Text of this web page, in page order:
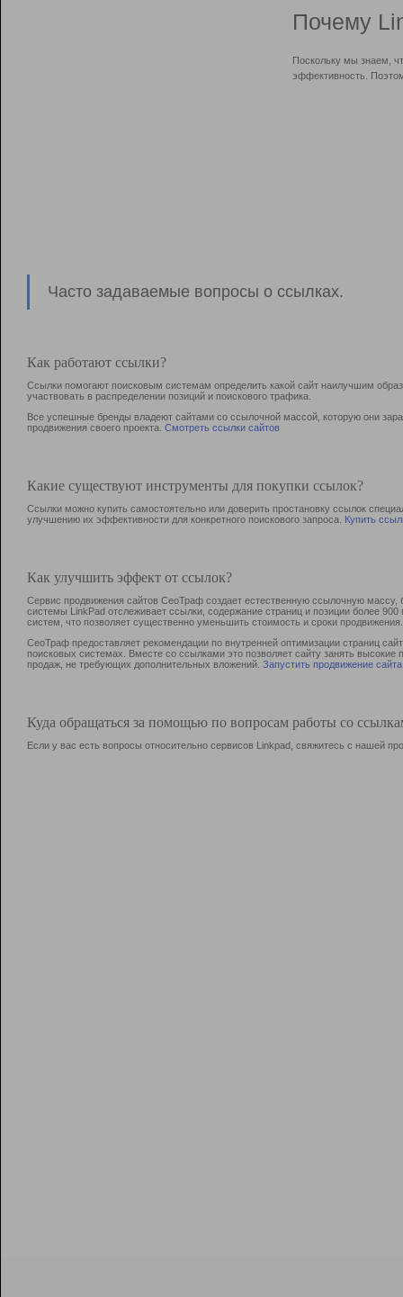
Почему
Поскольку мы знаем,
эффективность.
Часто задаваемые вопросы о ссылках.
Как работают ссылки?
Ссылки помогают поисковым системам определить какой сайт наилучшим
участвовать в раcпределении позиций и поискового трафика.
Все успешные бренды владеют сайтами со ссылочной массой, которую они
продвижения своего проекта. Смотреть ссылки сайтов
Какие существуют инструменты для покупки ссылок?
Ссылки можно купить самостоятельно или доверить простановку ссылок
улучшению их эффективности для конкретного поискового запроса. Купить
Как улучшить эффект от ссылок?
Сервис продвижения сайтов СеоТраф создает естественную ссылочную
системы LinkPad отслеживает ссылки, содержание страниц и позиции более
систем, что позволяет существенно уменьшить стоимость и сроки продвижения.
СеоТраф предоставляет рекомендации по внутренней оптимизации страниц
поисковых системах. Вместе со ссылками это позволяет сайту занять
продаж, не требующих дополнительных вложений. Запустить продвижение сайта
Куда обращаться за помощью по вопросам работы со
Если у вас есть вопросы относительно сервисов Linkpad, свяжитесь с нашей